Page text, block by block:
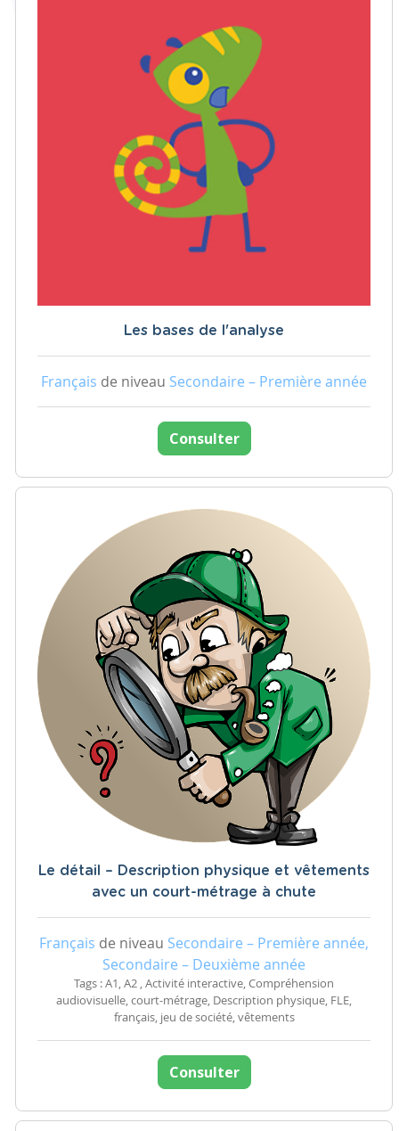
Les bases de l'analyse
Français de niveau Secondaire – Première année
Consulter
Le détail – Description physique et vêtements
avec un court-métrage à chute
Français de niveau Secondaire – Première année,
Secondaire – Deuxième année
Tags : A1, A2 , Activité interactive, Compréhension
audiovisuelle, court-métrage, Description physique, FLE,
français, jeu de société, vêtements
Consulter